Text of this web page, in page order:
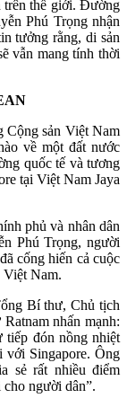
trên thế giới. Đường
Phú Trọng nhận
tưởng rằng, di sản
vẫn mang tính thời
Cộng sản Việt Nam
về một đất nước
quốc tế và tương
tại Việt Nam Jaya
phủ và nhân dân
Phú Trọng, người
cống hiến cả cuộc
Việt Nam.
Bí thư, Chủ tịch
nhấn mạnh:
đón nồng nhiệt
với Singapore. Ông
sẻ rất nhiều điểm
người dân”.